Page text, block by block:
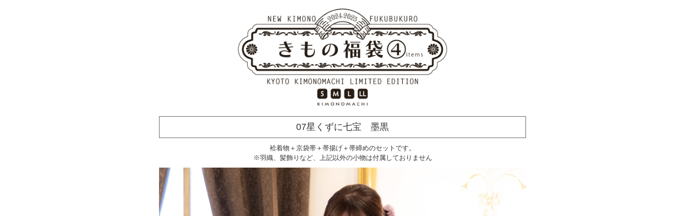
07星くずに七宝 墨黒
袷着物＋京袋帯＋帯揚げ＋帯締めのセットです。
※羽織、髪飾りなど、上記以外の小物は付属しておりません